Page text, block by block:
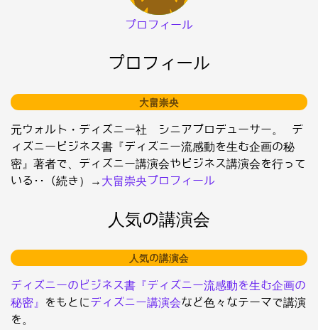
プロフィール
プロフィール
大畠崇央
元ウォルト・ディズニー社 シニアプロデューサー。 デ
ィズニービジネス書『ディズニー流感動を生む企画の秘
密』著者で、ディズニー講演会やビジネス講演会を行って
いる･･（続き）→ 大畠崇央プロフィール
人気の講演会
人気の講演会
ディズニーのビジネス書『ディズニー流感動を生む企画の
秘密』
をもとにディズニー講演会など色々なテーマで講演
を。